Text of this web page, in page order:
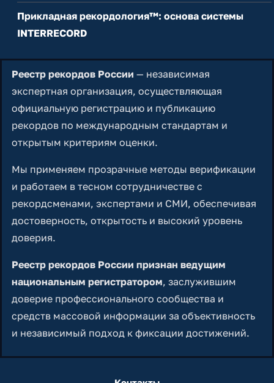
Прикладная рекордология™: основа системы
INTERRECORD
Реестр рекордов России — независимая
экспертная организация, осуществляющая
официальную регистрацию и публикацию
рекордов по международным стандартам и
открытым критериям оценки.
Мы применяем прозрачные методы верификации
и работаем в тесном сотрудничестве с
рекордсменами, экспертами и СМИ, обеспечивая
достоверность, открытость и высокий уровень
доверия.
Реестр рекордов России признан ведущим
национальным регистратором, заслужившим
доверие профессионального сообщества и
средств массовой информации за объективность
и независимый подход к фиксации достижений.